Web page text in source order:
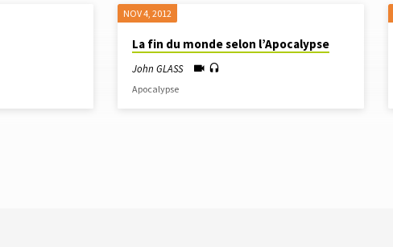
NOV 4, 2012
La fin du monde selon l’Apocalypse
John GLASS
Apocalypse